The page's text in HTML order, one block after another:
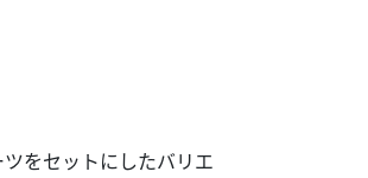
をセットにしたバリエ